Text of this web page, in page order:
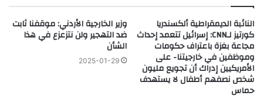
النائبة الديمقراطية ألكسندريا
كورتيز لـCNN: إسرائيل تتعمد إحداث
مجاعة بغزة باعتراف حكومات
وموظفين في خارجيتنا- على
الأمريكيين إدراك أن تجويع مليون
شخص نصفهم أطفال لا يستهدف
حماس
وزير الخارجية الأردني: موقفنا ثابت
ضد التهجير ولن نتزعزع في هذا
الشأن
2025-01-29